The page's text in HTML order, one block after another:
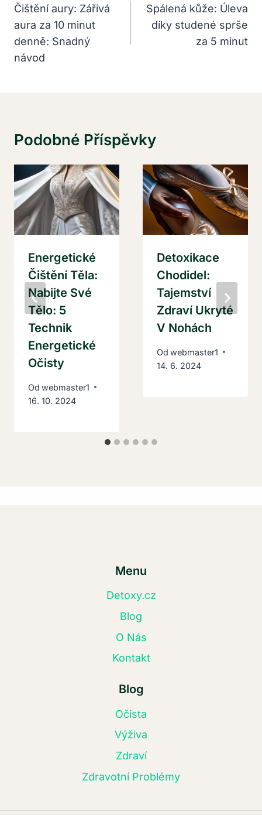
Pro
Příspěvek
Čištění aury: Zářivá
aura za 10 minut
denně: Snadný
návod
Spálená kůže: Úleva
díky studené sprše
za 5 minut
Podobné Příspěvky
Energetické
Čištění Těla:
Nabijte Své
Tělo: 5
Technik
Energetické
Očisty
Od webmaster1
16. 10. 2024
Detoxikace
Chodidel:
Tajemství
Zdraví Ukryté
V Nohách
Od webmaster1
14. 6. 2024
Menu
Detoxy.cz
Blog
O Nás
Kontakt
Blog
Očista
Výživa
Zdraví
Zdravotní Problémy